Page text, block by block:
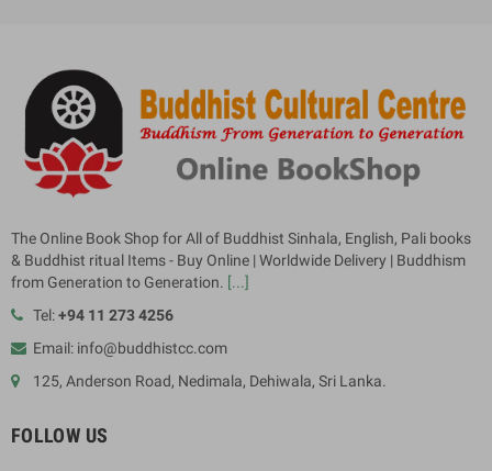
The Online Book Shop for All of Buddhist Sinhala, English, Pali books
& Buddhist ritual Items - Buy Online | Worldwide Delivery | Buddhism
from Generation to Generation. [...]
Tel:+94 11 273 4256
Email: info@buddhistcc.com
125, Anderson Road, Nedimala, Dehiwala, Sri Lanka.
FOLLOW US